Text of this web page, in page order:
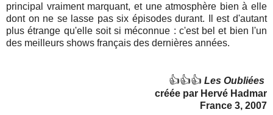
principal vraiment marquant, et une atmosphère bien à elle
dont on ne se lasse pas six épisodes durant. Il est d'autant
plus étrange qu'elle soit si méconnue : c'est bel et bien l'un
des meilleurs shows français des dernières années.
👍👍👍 Les Oubliées
créée par Hervé Hadmar
France 3, 2007